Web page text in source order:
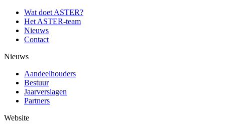
Wat doet ASTER?
Het ASTER-team
Nieuws
Contact
Nieuws
Aandeelhouders
Bestuur
Jaarverslagen
Partners
Website